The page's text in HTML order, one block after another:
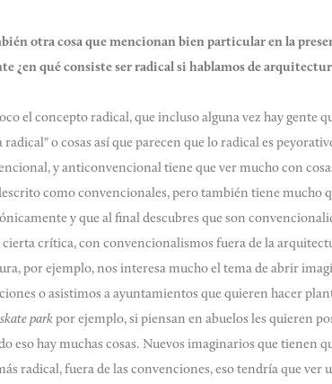
otra cosa que mencionan bien particular en la
¿en qué consiste ser radical si hablamos de
el concepto radical, que incluso alguna vez hay gente
radical" o cosas así que parecen que lo radical es
y anticonvencional tiene que ver mucho con
como convencionales, pero también tiene mucho
y que al final descubres que son
crítica, con convencionalismos fuera de la
por ejemplo, nos interesa mucho el tema de abrir
o asistimos a ayuntamientos que quieren hacer
skate parkpor ejemplo, si piensan en abuelos les quieren
eso hay muchas cosas. Nuevos imaginarios que tienen
radical, fuera de las convenciones, eso tendría que